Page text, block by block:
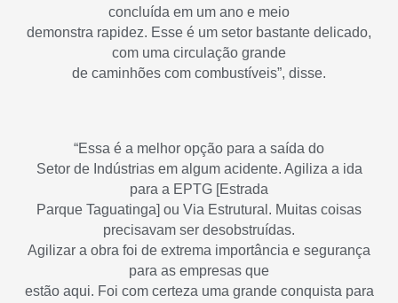
concluída em um ano e meio
demonstra rapidez. Esse é um setor bastante delicado,
com uma circulação grande
de caminhões com combustíveis”, disse.
“Essa é a melhor opção para a saída do
Setor de Indústrias em algum acidente. Agiliza a ida
para a EPTG [Estrada
Parque Taguatinga] ou Via Estrutural. Muitas coisas
precisavam ser desobstruídas.
Agilizar a obra foi de extrema importância e segurança
para as empresas que
estão aqui. Foi com certeza uma grande conquista para